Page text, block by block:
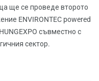
ще се проведе второто
ENVIRONTEC powered
съвместно с
сектор.